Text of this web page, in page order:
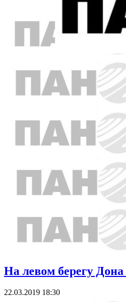
На левом берегу
22.03.2019 18:30